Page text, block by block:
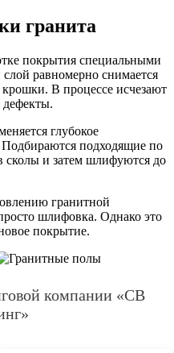
гранита
покрытия специальными
равномерно снимается
В процессе исчезают
глубокое
подходящие по
сколы и затем шлифуются до
гранитной
шлифовка. Однако это
покрытие.
компании «СВ